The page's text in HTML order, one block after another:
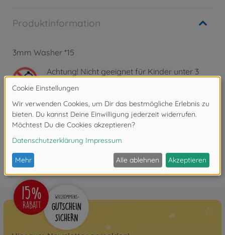
Produktinformation
3mm Washer *15
Achtung! Nicht geeignet für Kinder unter 3
Bewertungen
FAQ